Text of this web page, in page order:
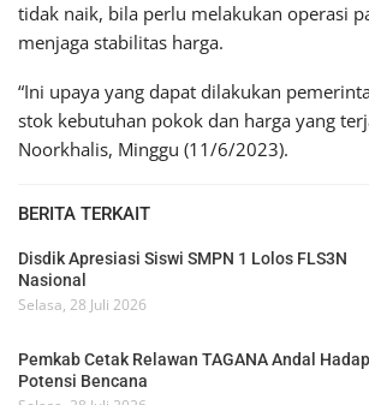
tidak naik, bila perlu melakukan operasi
menjaga stabilitas harga.
“Ini upaya yang dapat dilakukan
stok kebutuhan pokok dan harga yang
Noorkhalis, Minggu (11/6/2023).
BERITA TERKAIT
Disdik Apresiasi Siswi SMPN 1 Lolos FLS3N
Nasional
Selasa, 28 Juli 2026
Pemkab Cetak Relawan TAGANA Andal
Potensi Bencana